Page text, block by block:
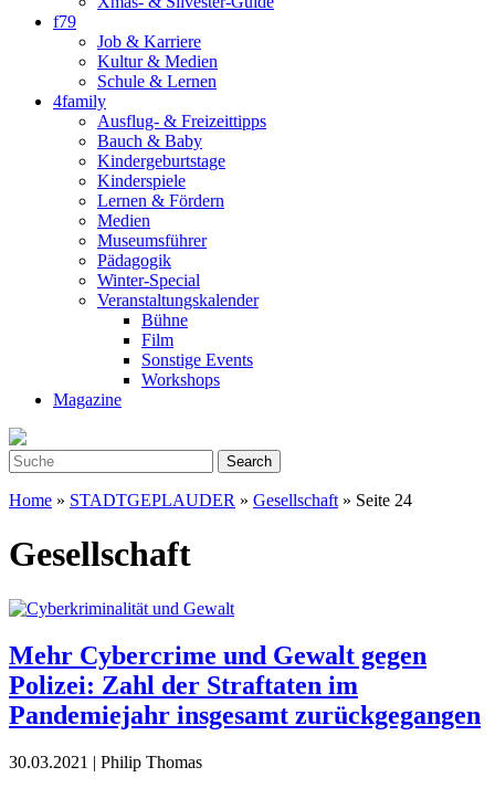
f79
Job & Karriere
Kultur & Medien
Schule & Lernen
4family
Ausflug- & Freizeittipps
Bauch & Baby
Kindergeburtstage
Kinderspiele
Lernen & Fördern
Medien
Museumsführer
Pädagogik
Winter-Special
Veranstaltungskalender
Bühne
Film
Sonstige Events
Workshops
Magazine
Home » STADTGEPLAUDER » Gesellschaft » Seite 24
Gesellschaft
Mehr Cybercrime und Gewalt gegen
Polizei: Zahl der Straftaten im
Pandemiejahr insgesamt zurückgegangen
30.03.2021 | Philip Thomas